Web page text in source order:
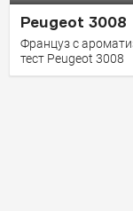
Peugeot 3008
Француз с
тест Peugeot 3008